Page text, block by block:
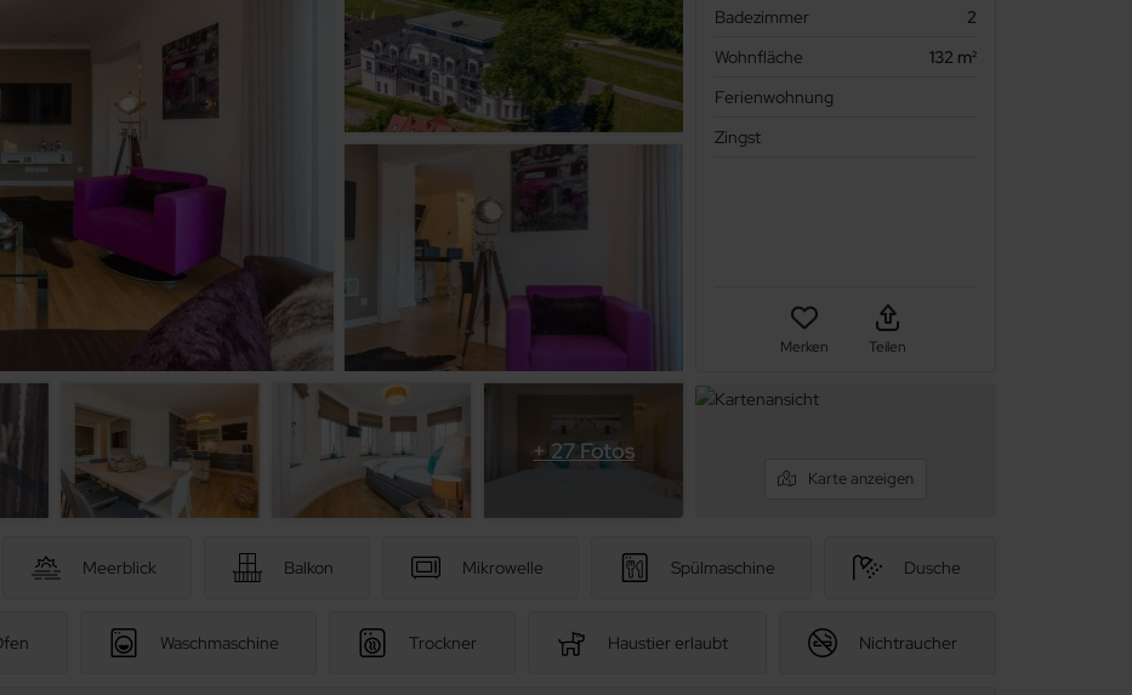
+ 27 Fotos
Badezimmer
2
Wohnfläche
132 m²
Ferienwohnung
Zingst
Merken Teilen
Karte anzeigen
Meerblick Balkon Mikrowelle Spülmaschine Dusche
Waschmaschine Trockner Haustier erlaubt Nichtraucher